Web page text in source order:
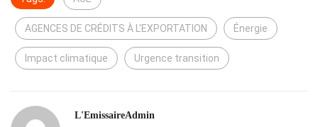
AGENCES DE CRÉDITS À L'EXPORTATION Énergie
Impact climatique Urgence transition
L'EmissaireAdmin